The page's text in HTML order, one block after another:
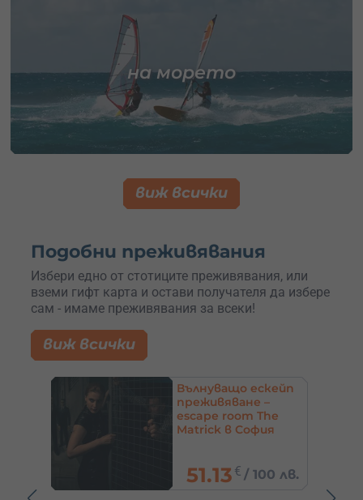
на морето
виж всички
Подобни преживявания
Избери едно от стотиците преживявания, или
вземи гифт карта и остави получателя да избере
сам - имаме преживявания за всеки!
виж всички
Ескейп стая за 2-8
души „Тайните на
професор Линд“ и
„Портал“ – София
65 € /127.13 лв.